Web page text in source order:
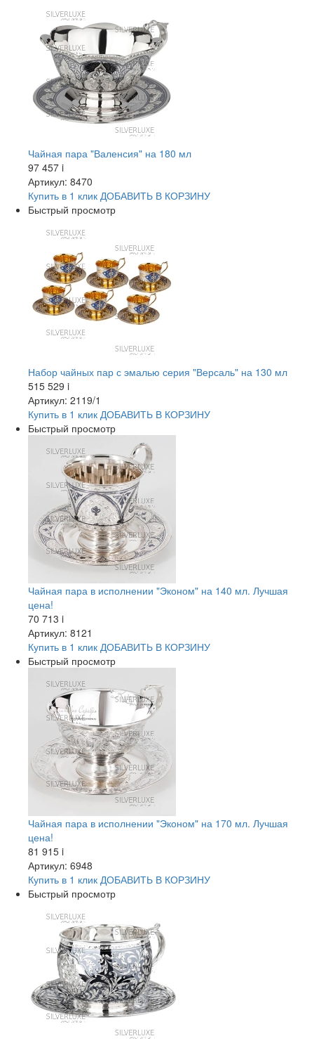
Чайная пара "Валенсия" на 180 мл
97 457 i
Артикул: 8470
Купить в 1 клик ДОБАВИТЬ В КОРЗИНУ
Быстрый просмотр
Набор чайных пар с эмалью серия "Версаль" на 130 мл
515 529 i
Артикул: 2119/1
Купить в 1 клик ДОБАВИТЬ В КОРЗИНУ
Быстрый просмотр
Чайная пара в исполнении "Эконом" на 140 мл. Лучшая
цена!
70 713 i
Артикул: 8121
Купить в 1 клик ДОБАВИТЬ В КОРЗИНУ
Быстрый просмотр
Чайная пара в исполнении "Эконом" на 170 мл. Лучшая
цена!
81 915 i
Артикул: 6948
Купить в 1 клик ДОБАВИТЬ В КОРЗИНУ
Быстрый просмотр